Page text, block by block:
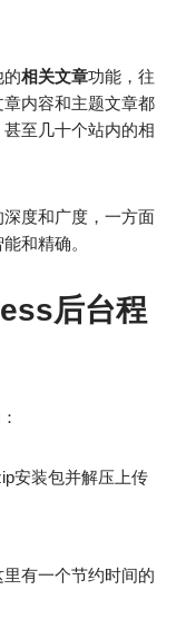
的相关文章功能，往
内容和主题文章都
至几十个站内的相
度和广度，一方面
和精确。
后台程
安装包并解压上传
有一个节约时间的